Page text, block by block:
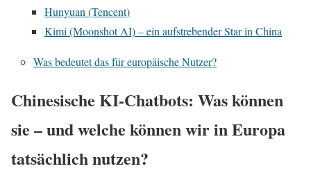
Hunyuan (Tencent)
Kimi (Moonshot AI) – ein aufstrebender Star in China
Was bedeutet das für europäische Nutzer?
Chinesische KI-Chatbots: Was können
sie – und welche können wir in Europa
tatsächlich nutzen?